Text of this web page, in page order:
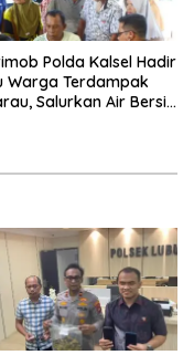
Polda Kalsel Hadir
Warga Terdampak
Salurkan Air Bersih